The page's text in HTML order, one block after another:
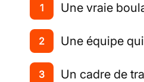
1 Une vraie
2 Une équipe
3 Un cadre de